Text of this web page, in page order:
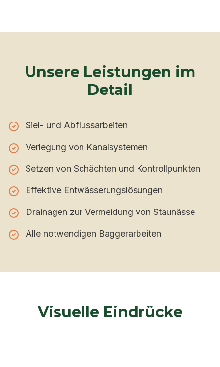
Unsere Leistungen im
Detail
Siel- und Abflussarbeiten
Verlegung von Kanalsystemen
Setzen von Schächten und Kontrollpunkten
Effektive Entwässerungslösungen
Drainagen zur Vermeidung von Staunässe
Alle notwendigen Baggerarbeiten
Visuelle Eindrücke